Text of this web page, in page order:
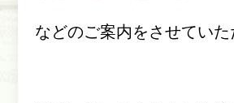
などのご案内をさせていた